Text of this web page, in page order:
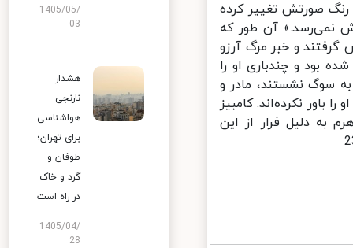
صورتش تغییر کرده
نمی‌رسد.» آن طور که
و خبر مرگ آرزو
حالش وخیم شده بود و چندباری او را
سوگ نشستند، مادر و
باور نکرده‌اند. کامبیز
دلیل فرار از این
1405/05/
03
هشدار
نارنجی
هواشناسی
برای تهران؛
طوفان و
گرد و خاک
در راه است
1405/04/
28